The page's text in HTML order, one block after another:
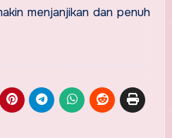
menjanjikan dan penuh